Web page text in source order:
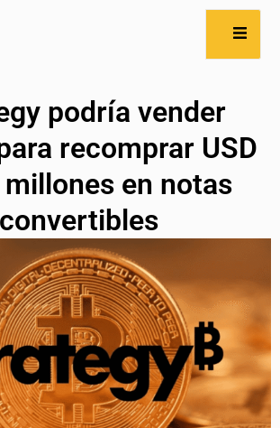
podría vender
recomprar USD
en notas
convertibles